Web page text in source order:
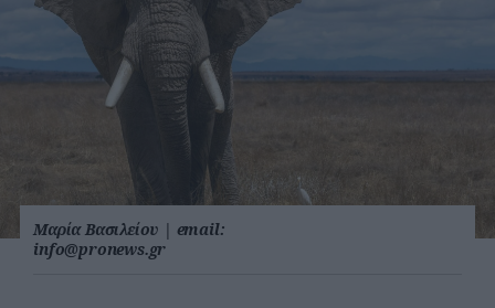
Μαρία Βασιλείου | email:
info@pronews.gr